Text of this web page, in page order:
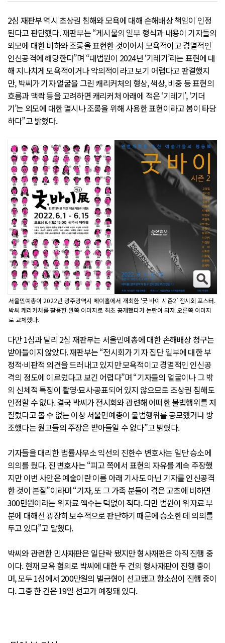
2심 재판부 역시 초상권 침해와 모욕에 대해 손해배상 책임이 인정
된다고 판단했다. 재판부는 “게시물의 일부 형식과 내용이 기자들의
외모에 대한 비하와 조롱을 표현한 것이어서 모욕적이고 경멸적인
인신공격에 해당한다”며 “대법원이 2024년 ‘기레기’라는 표현에 대
해 지나치게 모욕적이거나 악의적이라고 보기 어렵다고 판결했지
만, 박씨가 기자 얼굴을 그린 캐리커처의 형상, 색상, 비중 등 표현의
흐름과 맥락 등을 고려하면 캐리커처 아래에 적은 ‘기레기’, ‘기더
기’는 외모에 대한 멸시나 조롱을 위해 사용한 표현이라고 봄이 타당
하다”고 밝혔다.
서울민예총이 2022년 광주광역시 메이홀에서 개최한 ‘굿 바이 시즌2’ 전시회 포스터.
박씨 캐리커처를 활용한 왼쪽 이미지로 최초 공개했다가 논란이 되자 오른쪽 이미지
로 교체했다.
다만 1심과 달리 2심 재판부는 서울민예총에 대한 손해배상 청구는
받아들이지 않았다. 재판부는 “전시회가 기자 집단 일부에 대한 부
정적·비판적 의견을 드러내고 있지만 모욕적이고 경멸적인 인신공
격의 정도에 이르렀다고 보긴 어렵다”며 “기자들의 얼굴이나 그 밖
의 신체적 특징이 촬영·묘사·공표되어 있지 않으므로 초상권 침해도
인정할 수 없다. 결국 박씨가 전시회와 관련해 어떠한 불법행위를 저
질렀다고 볼 수 없는 이상 서울민예총이 불법행위를 공모했거나 방
조했다는 원고들의 주장은 받아들일 수 없다”고 밝혔다.
기자들을 대리한 법률사무소 익선의 진한수 변호사는 일단 승소에
의의를 뒀다. 진 변호사는 “피고 쪽에서 표현의 자유를 계속 주장했
지만 이번 사안은 예술이란 이름 아래 기사도 아닌 기자를 인신공격
한 것이 본질”이라며 “기자, 또 그 가족 분들이 겪은 고초에 비하면
300만원이라는 위자료 액수는 턱없이 적다. 다만 법원이 위자료 부
분에 대해선 굉장히 보수적으로 판단하기 때문에 승소한 데 의의를
두고 있다”고 말했다.
박씨와 관련한 민사재판은 일단락 됐지만 형사재판은 아직 진행 중
이다. 현재 모욕 혐의로 박씨에 대한 두 건의 형사재판이 진행 중이
며, 모두 1심에서 200만원의 벌금형이 선고됐고 항소심이 진행 중이
다. 그중 한 건은 19일 선고가 예정돼 있다.